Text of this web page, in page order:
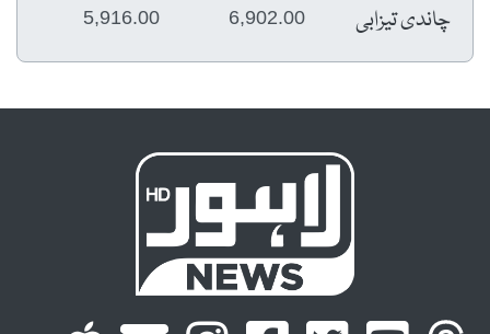
چاندی تیزابی 6,902.00
5,916.00